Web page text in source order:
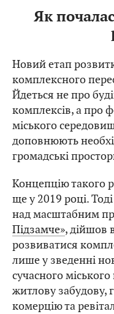
Як
Новий етап
комплексного
Йдеться не про
комплексів, а про
міського
доповнюють
громадські
Концепцію такого
ще у 2019 році.
над масштабним
Підзамче», дійшов
розвиватися
лише у зведенні
сучасного
житлову забудову,
комерцію та